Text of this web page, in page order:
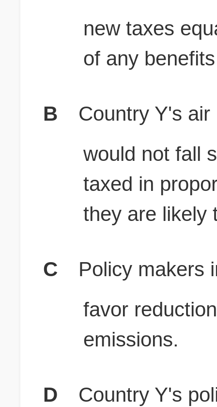
new taxes
of any
B
Country Y's
would not fall
taxed in
they are likely
C
Policy makers
favor
emissions.
D
Country Y's